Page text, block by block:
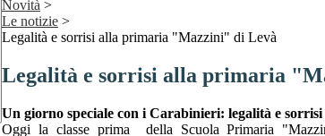
Novità >
Le notizie >
Legalità e sorrisi alla primaria "Mazzini" di Levà
Legalità e sorrisi alla primaria
Un giorno speciale con i Carabinieri: legalità e
Oggi la classe prima della Scuola Primaria